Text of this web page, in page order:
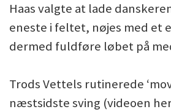
Haas valgte at lade
eneste i feltet, nøjes med et
dermed fuldføre løbet på
Trods Vettels rutinerede
næstsidste sving (videoen